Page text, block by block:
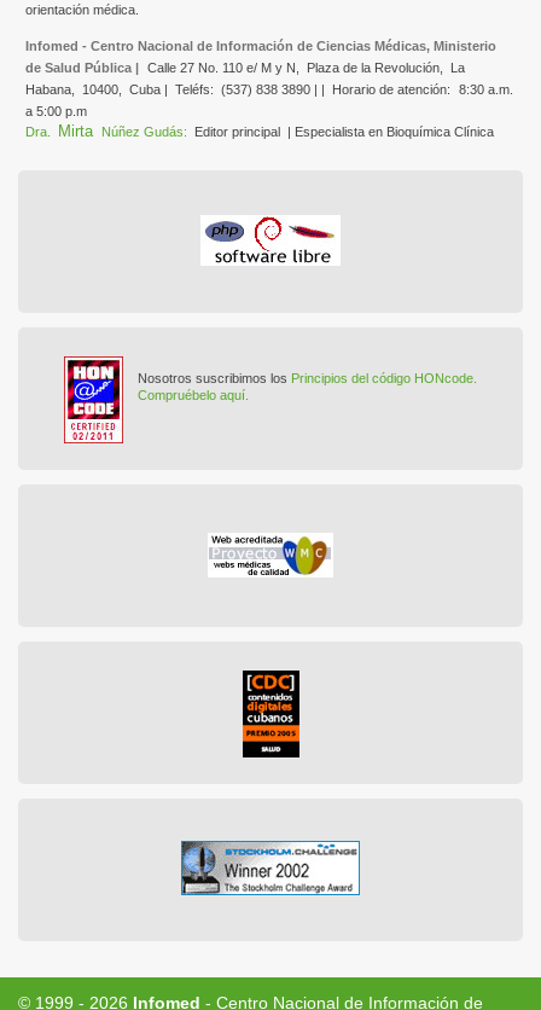
orientación médica.
Infomed - Centro Nacional de Información de Ciencias Médicas, Ministerio
de Salud Pública | Calle 27 No. 110 e/ M y N, Plaza de la Revolución,
La
Habana, 10400, Cuba | Teléfs: (537) 838 3890 | | Horario de atención:
8:30 a.m.
a 5:00 p.m
Dra.
Mirta Núñez Gudás: Editor principal | Especialista en Bioquímica Clínica
Nosotros suscribimos los Principios del código HONcode.
Compruébelo aquí.
© 1999 - 2026 Infomed - Centro Nacional de Información de